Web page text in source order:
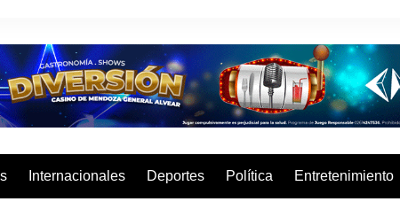
Internacionales Deportes Política Entretenimiento